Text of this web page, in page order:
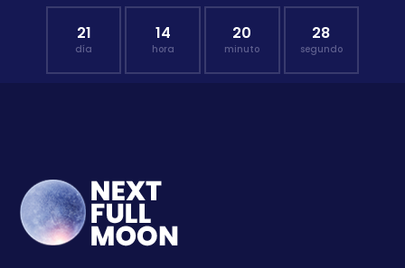
21
día
14
hora
20
minuto
27
segundo